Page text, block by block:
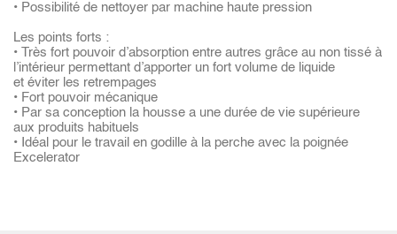
• Possibilité de nettoyer par machine haute pression
Les points forts :
• Très fort pouvoir d’absorption entre autres grâce au non tissé à
l’intérieur permettant d’apporter un fort volume de liquide
et éviter les retrempages
• Fort pouvoir mécanique
• Par sa conception la housse a une durée de vie supérieure
aux produits habituels
• Idéal pour le travail en godille à la perche avec la poignée
Excelerator